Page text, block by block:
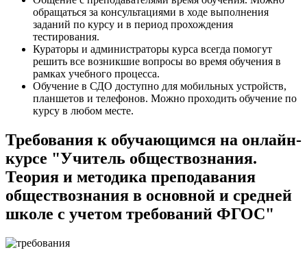
обращаться за консультациями в ходе выполнения
заданий по курсу и в период прохождения
тестирования.
Кураторы и администраторы курса всегда помогут
решить все возникшие вопросы во время обучения в
рамках учебного процесса.
Обучение в СДО доступно для мобильных устройств,
планшетов и телефонов. Можно проходить обучение по
курсу в любом месте.
Требования к обучающимся на онлайн-
курсе "Учитель обществознания.
Теория и методика преподавания
обществознания в основной и средней
школе с учетом требований ФГОС"